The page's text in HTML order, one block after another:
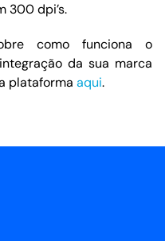
300 dpi’s.
como funciona o
da sua marca
plataforma aqui.